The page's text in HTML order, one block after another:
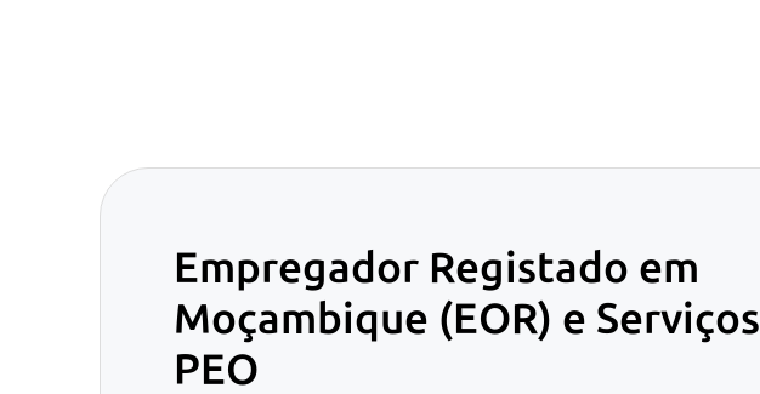
Empregador Registado em
Moçambique (EOR) e Serviços
PEO